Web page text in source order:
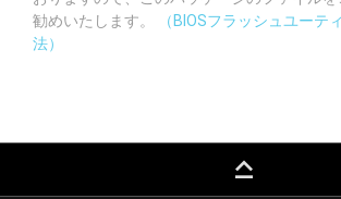
勧めいたします。
（BIOSフラッシュユーテ
法）
keyboard_capslock